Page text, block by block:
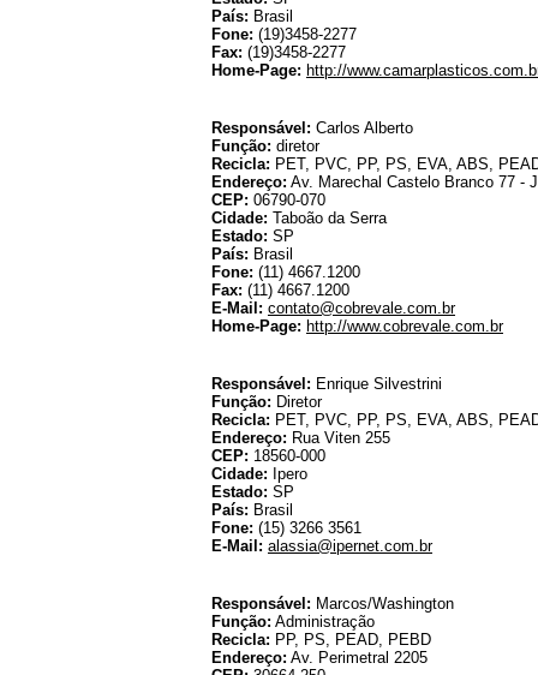
País: Brasil
Fone: (19)3458-2277
Fax: (19)3458-2277
Home-Page: http://
Responsável: Carlos Alberto
Função: diretor
Recicla: PET, PVC, PP, PS, EVA, ABS,
Endereço: Av. Marechal Castelo Branco 77 -
CEP: 06790-070
Cidade: Taboão da Serra
Estado: SP
País: Brasil
Fone: (11) 4667.1200
Fax: (11) 4667.1200
E-Mail: contato@cobrevale.com.br
Home-Page: http://www.cobrevale.com.br
Responsável: Enrique Silvestrini
Função: Diretor
Recicla: PET, PVC, PP, PS, EVA, ABS,
Endereço: Rua Viten 255
CEP: 18560-000
Cidade: Ipero
Estado: SP
País: Brasil
Fone: (15) 3266 3561
E-Mail: alassia@ipernet.com.br
Responsável: Marcos/Washington
Função: Administração
Recicla: PP, PS, PEAD, PEBD
Endereço: Av. Perimetral 2205